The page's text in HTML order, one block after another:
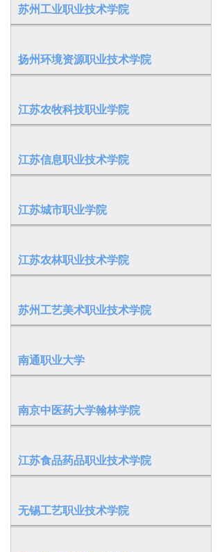
苏州工业职业技术学院
扬州环境资源职业技术学院
江苏农牧科技职业学院
江苏信息职业技术学院
江苏城市职业学院
江苏农林职业技术学院
苏州工艺美术职业技术学院
南通职业大学
南京中医药大学翰林学院
江苏食品药品职业技术学院
无锡工艺职业技术学院